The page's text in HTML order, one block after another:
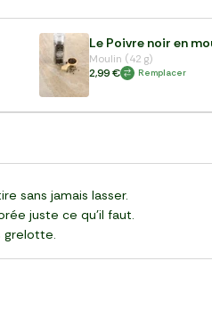
Le Poivre noir en
Moulin (42 g)
2,99 €
Remplacer
sans jamais lasser.
juste ce qu’il faut.
grelotte.